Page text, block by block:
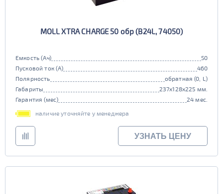
MOLL XTRA CHARGE 50 обр (B24L, 74050)
Емкость (Ач)
50
Пусковой ток (А)
460
Полярность
обратная (0, L)
Габариты
237x128x225 мм.
Гарантия (мес)
24 мес.
наличие уточняйте у менеджера
УЗНАТЬ ЦЕНУ